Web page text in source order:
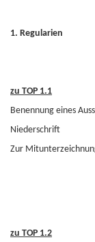
1. Regularien
zu TOP 1.1
Benennung eines
Niederschrift
Zur
zu TOP 1.2